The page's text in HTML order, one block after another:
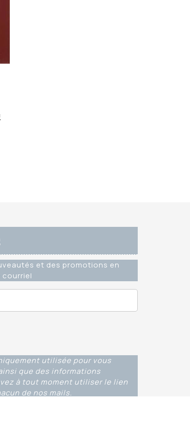
et des promotions en
courriel
utilisée pour vous
que des informations
à tout moment utiliser le lien
de nos mails.